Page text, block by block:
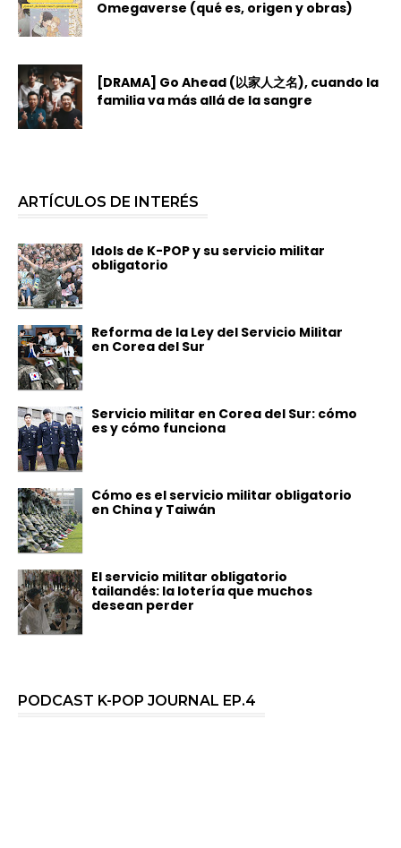
Omegaverse (qué es, origen y obras)
[DRAMA] Go Ahead (以家人之名), cuando la
familia va más allá de la sangre
ARTÍCULOS DE INTERÉS
Idols de K-POP y su servicio militar
obligatorio
Reforma de la Ley del Servicio Militar
en Corea del Sur
Servicio militar en Corea del Sur: cómo
es y cómo funciona
Cómo es el servicio militar obligatorio
en China y Taiwán
El servicio militar obligatorio
tailandés: la lotería que muchos
desean perder
PODCAST K-POP JOURNAL EP.4